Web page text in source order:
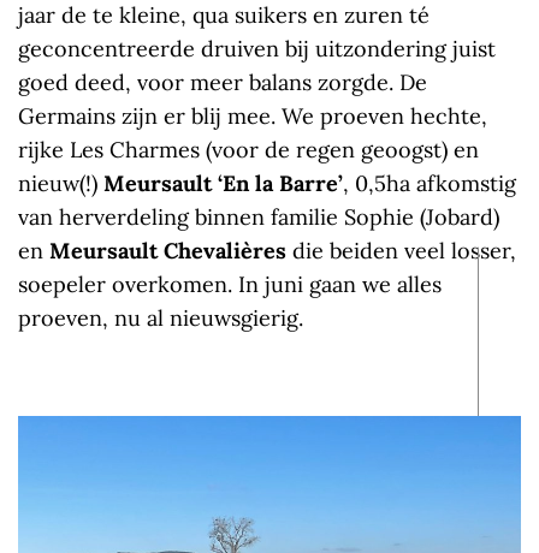
jaar de te kleine, qua suikers en zuren té
geconcentreerde druiven bij uitzondering juist
goed deed, voor meer balans zorgde. De
Germains zijn er blij mee. We proeven hechte,
rijke Les Charmes (voor de regen geoogst) en
nieuw(!) Meursault ‘En la Barre’, 0,5ha afkomstig
van herverdeling binnen familie Sophie (Jobard)
en Meursault Chevalières die beiden veel losser,
soepeler overkomen. In juni gaan we alles
proeven, nu al nieuwsgierig.